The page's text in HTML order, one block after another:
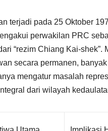
terjadi pada 25 Oktober
perwakilan PRC
“rezim Chiang Kai-
secara permanen,
mengatur masalah
dari wilayah